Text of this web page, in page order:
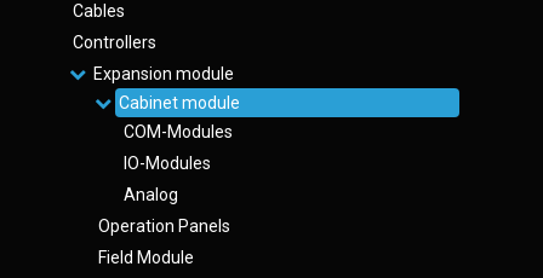
Cables
Controllers
Expansion module
Cabinet module
COM-Modules
IO-Modules
Analog
Operation Panels
Field Module